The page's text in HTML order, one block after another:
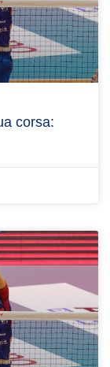
corsa: